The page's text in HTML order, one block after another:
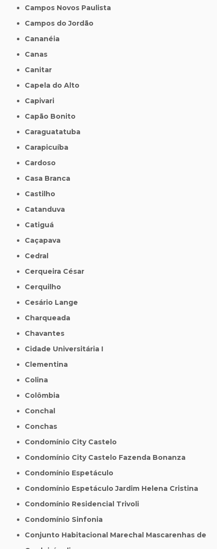
Campos Novos Paulista
Campos do Jordão
Cananéia
Canas
Canitar
Capela do Alto
Capivari
Capão Bonito
Caraguatatuba
Carapicuíba
Cardoso
Casa Branca
Castilho
Catanduva
Catiguá
Caçapava
Cedral
Cerqueira César
Cerquilho
Cesário Lange
Charqueada
Chavantes
Cidade Universitária I
Clementina
Colina
Colômbia
Conchal
Conchas
Condomínio City Castelo
Condomínio City Castelo Fazenda Bonanza
Condomínio Espetáculo
Condomínio Espetáculo Jardim Helena Cristina
Condomínio Residencial Trivoli
Condomínio Sinfonia
Conjunto Habitacional Marechal Mascarenhas de